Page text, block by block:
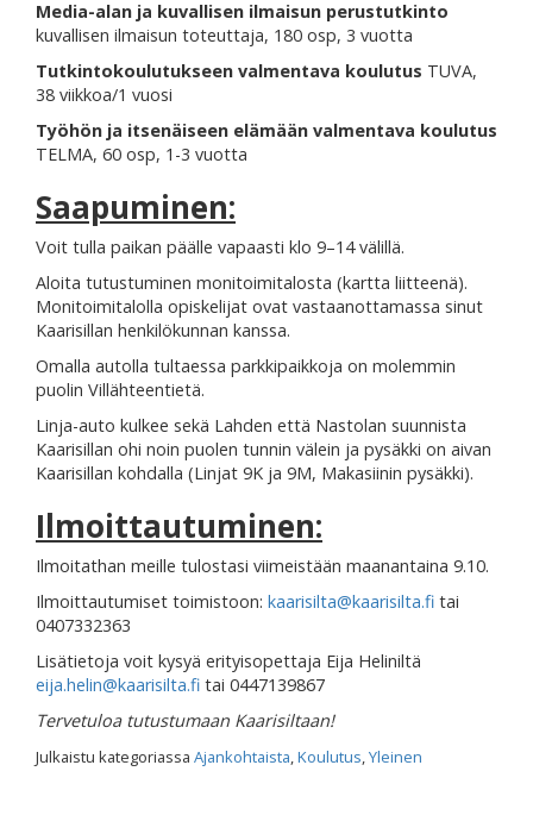
Media-alan ja kuvallisen ilmaisun perustutkinto
kuvallisen ilmaisun toteuttaja, 180 osp, 3 vuotta
Tutkintokoulutukseen valmentava koulutus TUVA,
38 viikkoa/1 vuosi
Työhön ja itsenäiseen elämään valmentava koulutus
TELMA, 60 osp, 1-3 vuotta
Saapuminen:
Voit tulla paikan päälle vapaasti klo 9–14 välillä.
Aloita tutustuminen monitoimitalosta (kartta liitteenä).
Monitoimitalolla opiskelijat ovat vastaanottamassa sinut
Kaarisillan henkilökunnan kanssa.
Omalla autolla tultaessa parkkipaikkoja on molemmin
puolin Villähteentietä.
Linja-auto kulkee sekä Lahden että Nastolan suunnista
Kaarisillan ohi noin puolen tunnin välein ja pysäkki on aivan
Kaarisillan kohdalla (Linjat 9K ja 9M, Makasiinin pysäkki).
Ilmoittautuminen:
Ilmoitathan meille tulostasi viimeistään maanantaina 9.10.
Ilmoittautumiset toimistoon: kaarisilta@kaarisilta.fi tai
0407332363
Lisätietoja voit kysyä erityisopettaja Eija Heliniltä
eija.helin@kaarisilta.fi tai 0447139867
Tervetuloa tutustumaan Kaarisiltaan!
Julkaistu kategoriassa Ajankohtaista,Koulutus,Yleinen